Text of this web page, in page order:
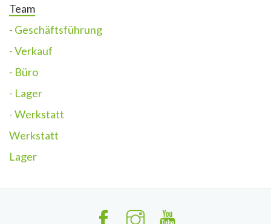
Team
- Geschäftsführung
- Verkauf
- Büro
- Lager
- Werkstatt
Werkstatt
Lager